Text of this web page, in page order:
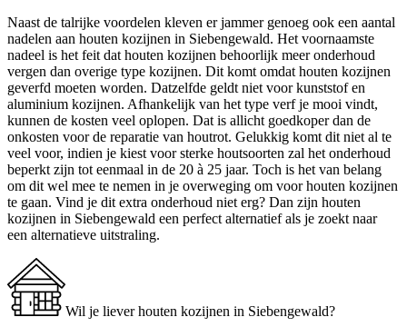
Naast de talrijke voordelen kleven er jammer genoeg ook een aantal
nadelen aan houten kozijnen in Siebengewald. Het voornaamste
nadeel is het feit dat houten kozijnen behoorlijk meer onderhoud
vergen dan overige type kozijnen. Dit komt omdat houten kozijnen
geverfd moeten worden. Datzelfde geldt niet voor kunststof en
aluminium kozijnen. Afhankelijk van het type verf je mooi vindt,
kunnen de kosten veel oplopen. Dat is allicht goedkoper dan de
onkosten voor de reparatie van houtrot. Gelukkig komt dit niet al te
veel voor, indien je kiest voor sterke houtsoorten zal het onderhoud
beperkt zijn tot eenmaal in de 20 à 25 jaar. Toch is het van belang
om dit wel mee te nemen in je overweging om voor houten kozijnen
te gaan. Vind je dit extra onderhoud niet erg? Dan zijn houten
kozijnen in Siebengewald een perfect alternatief als je zoekt naar
een alternatieve uitstraling.
Wil je liever houten kozijnen in Siebengewald?